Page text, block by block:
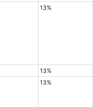
13%
13%
13%